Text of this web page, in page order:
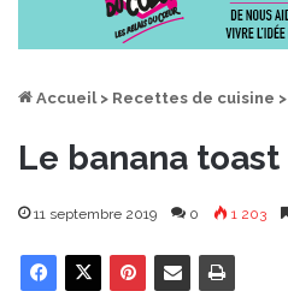
Accueil > Recettes de cuisine >
Le banana toast
11 septembre 2019 0 1 203